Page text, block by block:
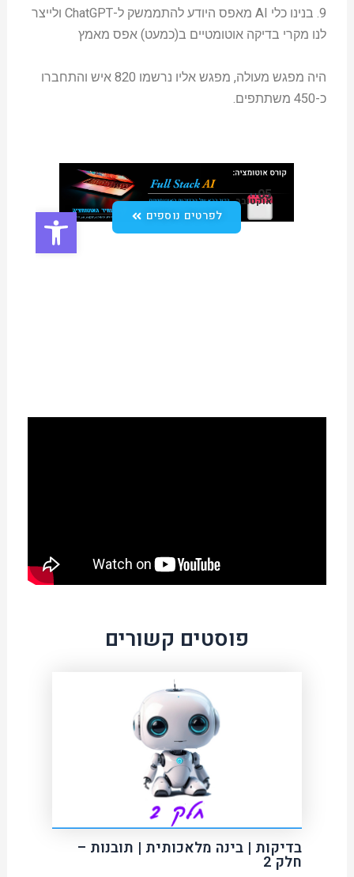
9. בנינו כלי AI מאפס היודע להתממשק ל-ChatGPT ולייצר
לנו מקרי בדיקה אוטומטיים ב(כמעט) אפס מאמץ
היה מפגש מעולה, מפגש אליו נרשמו 820 איש והתחברו
כ-450 משתתפים.
פוסטים קשורים
בדיקות | בינה מלאכותית | תובנות –
חלק 2